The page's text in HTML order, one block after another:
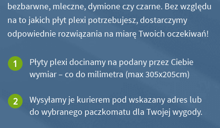
bezbarwne, mleczne, dymione czy czarne. Bez względu
na to jakich płyt plexi potrzebujesz, dostarczymy
odpowiednie rozwiązania na miarę Twoich oczekiwań!
Płyty plexi docinamy na podany przez Ciebie
wymiar – co do milimetra (max 305x205cm)
Wysyłamy je kurierem pod wskazany adres lub
do wybranego paczkomatu dla Twojej wygody.